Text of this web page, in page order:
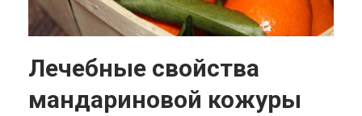
Лечебные свойства
мандариновой кожуры